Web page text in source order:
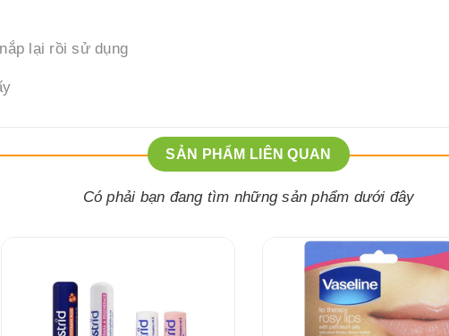
lại rồi sử dụng
SẢN PHẨM LIÊN QUAN
Có phải bạn đang tìm những sản phẩm dưới đây